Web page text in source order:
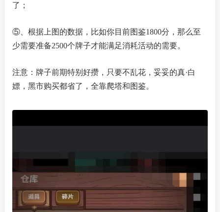
了；
⑤、根据上图的数据，比如你目前图鉴1800分，那么至
少需要准备2500个牌子才能满足消耗活动的需要。
注意：牌子前期特别好攒，只要不乱花，妥妥的真·白
嫖，黑市购买都省了，全靠爬塔和图鉴。